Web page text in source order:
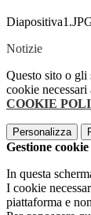
Notizie
Questo sito o gli
cookie
COOKIE
Personalizza
Gestione cookie
In questa
I cookie
piattaforma e